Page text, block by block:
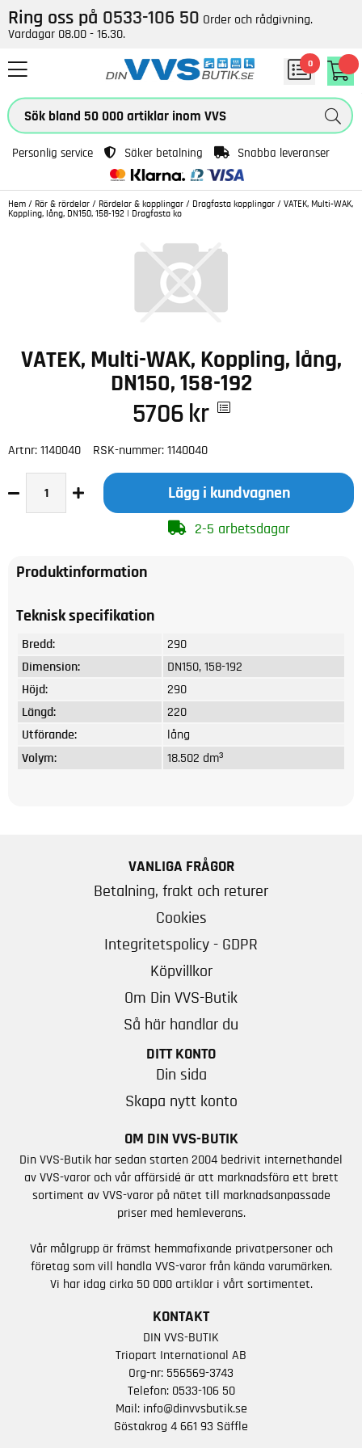
Ring oss på 0533-106 50 Order och rådgivning.
Vardagar 08.00 - 16.30.
0
Personlig service Säker betalning Snabba leveranser
Hem / Rör & rördelar / Rördelar & kopplingar / Dragfasta kopplingar / VATEK, Multi-WAK,
Koppling, lång, DN150, 158-192 | Dragfasta ko
VATEK, Multi-WAK, Koppling, lång,
DN150, 158-192
5706 kr
Artnr: 1140040 RSK-nummer: 1140040
Lägg i kundvagnen
2-5 arbetsdagar
Produktinformation
Teknisk specifikation
Bredd:
290
Dimension:
DN150, 158-192
Höjd:
290
Längd:
220
Utförande:
lång
Volym:
18.502 dm³
VANLIGA FRÅGOR
Betalning, frakt och returer
Cookies
Integritetspolicy - GDPR
Köpvillkor
Om Din VVS-Butik
Så här handlar du
DITT KONTO
Din sida
Skapa nytt konto
OM DIN VVS-BUTIK
Din VVS-Butik har sedan starten 2004 bedrivit internethandel
av VVS-varor och vår affärsidé är att marknadsföra ett brett
sortiment av VVS-varor på nätet till marknadsanpassade
priser med hemleverans.
Vår målgrupp är främst hemmafixande privatpersoner och
företag som vill handla VVS-varor från kända varumärken.
Vi har idag cirka 50 000 artiklar i vårt sortimentet.
KONTAKT
DIN VVS-BUTIK
Triopart International AB
Org-nr: 556569-3743
Telefon: 0533-106 50
Mail: info@dinvvsbutik.se
Göstakrog 4 661 93 Säffle